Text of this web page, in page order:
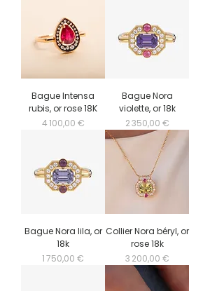
Bague Intensa
rubis, or rose 18K
Prix
4 100,00 €
Bague Nora
violette, or 18k
Prix
2 350,00 €
Bague Nora lila, or
18k
Prix
1 750,00 €
Collier Nora béryl, or
rose 18k
Prix
3 200,00 €